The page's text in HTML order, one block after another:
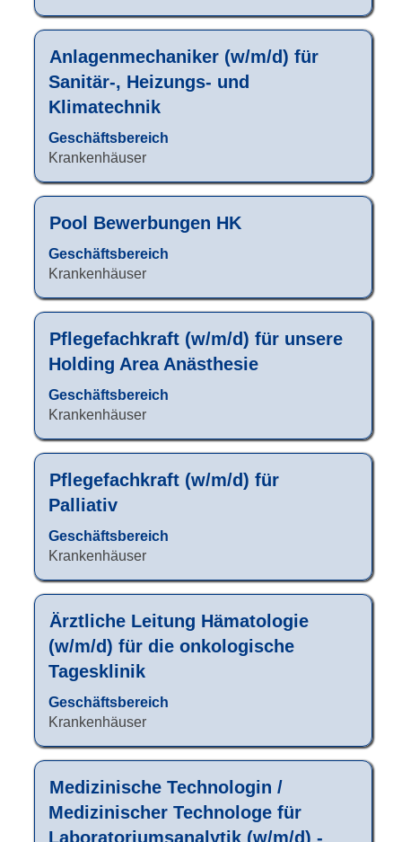
Sie
Stelle
Stellenbezeichnung
Anlagenmechaniker (w/m/d) für
Sanitär-, Heizungs- und
Klimatechnik
Geschäftsbereich
Krankenhäuser
Drücken
Sie
die
Leertaste,
um
die
Stellenbezeichnung
Pool Bewerbungen HK
Geschäftsbereich
Krankenhäuser
Drücken
die
Leertaste,
um
die
Stelleninformationen
vollständig
anzuzeigen.
Stellenbezeichnung
Pflegefachkraft (w/m/d) für unsere
Holding Area Anästhesie
Geschäftsbereich
Krankenhäuser
Drücken
Sie
die
Leertaste,
um
Stelleninformationen
vollständig
anzuzeigen.
Stellenbezeichnung
Pflegefachkraft (w/m/d) für
Palliativ
Geschäftsbereich
Krankenhäuser
Drücken
Sie
die
Leertaste,
um
Stelleninformationen
vollständig
Stellenbezeichnung
Ärztliche Leitung Hämatologie
(w/m/d) für die onkologische
Tagesklinik
Geschäftsbereich
Krankenhäuser
Drücken
Sie
die
Leertaste,
um
die
Stellenbezeichnung
Medizinische Technologin /
Medizinischer Technologe für
Laboratoriumsanalytik (w/m/d) -
Drücken
Sie
die